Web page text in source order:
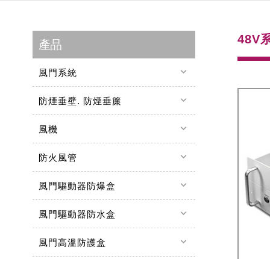
產品
風門系統 keyboard_arrow_down
防煙垂壁. 防煙垂簾 keyboard_arrow_down
風機 keyboard_arrow_down
防火風管 keyboard_arrow_down
風門驅動器防爆盒 keyboard_arrow_down
風門驅動器防水盒 keyboard_arrow_down
風門高溫防護盒 keyboard_arrow_down
48V